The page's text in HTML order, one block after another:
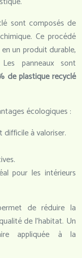
sont composés de
Ce procédé
un produit durable,
panneaux sont
de plastique recyclé
écologiques :
difficile à valoriser.
pour les intérieurs
de réduire la
de l’habitat. Un
appliquée à la